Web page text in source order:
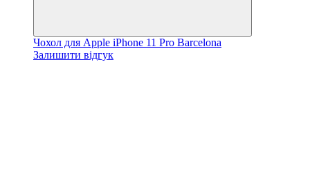
Чохол для Apple iPhone 11 Pro Barcelona
Залишити відгук